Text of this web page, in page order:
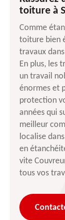
toiture à
Comme
toiture bien
travaux
En plus, les
un travail
énormes et
protection
années qui
meilleur
localise
en
vite
tous vos